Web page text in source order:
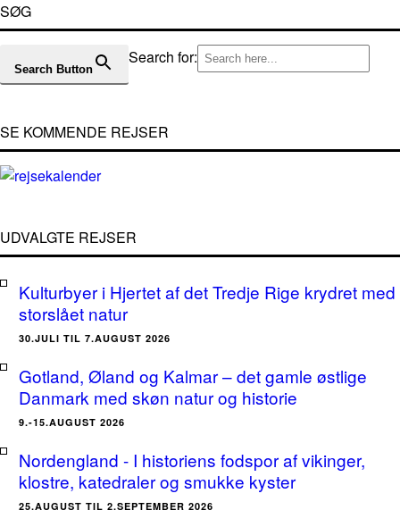
SØG
Search for:
Search Button
SE KOMMENDE REJSER
UDVALGTE REJSER
Kulturbyer i Hjertet af det Tredje Rige krydret med
storslået natur
30.JULI TIL 7.AUGUST 2026
Gotland, Øland og Kalmar – det gamle østlige
Danmark med skøn natur og historie
9.-15.AUGUST 2026
Nordengland - I historiens fodspor af vikinger,
klostre, katedraler og smukke kyster
25.AUGUST TIL 2.SEPTEMBER 2026